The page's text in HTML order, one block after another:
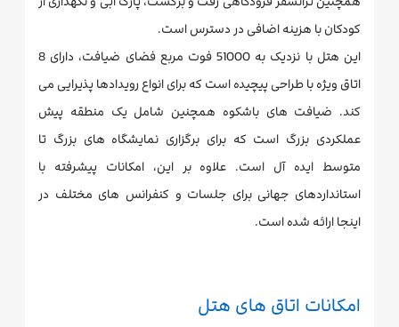
کودکان با هزینه اضافی در دسترس است.
این هتل با نزدیک به 51000 فوت مربع فضای ضیافت، دارای 8
اتاق ویژه با طراحی پیچیده است که برای انواع رویدادها پذیرایی می
کند. ضیافت های باشکوه همچنین شامل یک منطقه پیش
عملکردی بزرگ است که برای برگزاری نمایشگاه های بزرگ تا
متوسط ایده آل است. علاوه بر این، امکانات پیشرفته با
استانداردهای جهانی برای جلسات و کنفرانس های مختلف در
اینجا ارائه شده است.
امکانات اتاق های هتل